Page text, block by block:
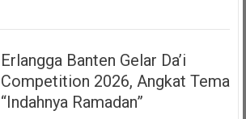
Erlangga Banten Gelar Da’i
Competition 2026, Angkat Tema
“Indahnya Ramadan”